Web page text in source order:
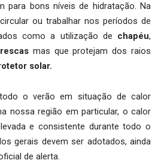
para bons níveis de hidratação. Na
ou trabalhar nos períodos de
como a utilização de chapéu,
mas que protejam dos raios
solar.
o verão em situação de calor
nossa região em particular, o calor
e consistente durante todo o
gerais devem ser adotados, ainda
de alerta.